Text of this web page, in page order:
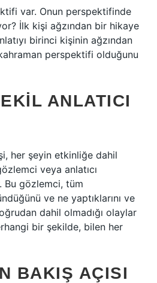
var. Onun perspektifinde
İlk kişi ağzından bir hikaye
birinci kişinin ağzından
perspektifi olduğunu
ANLATICI
her şeyin etkinliğe dahil
veya anlatıcı
Bu gözlemci, tüm
ve ne yaptıklarını ve
dahil olmadığı olaylar
bir şekilde, bilen her
BAKIŞ AÇISI